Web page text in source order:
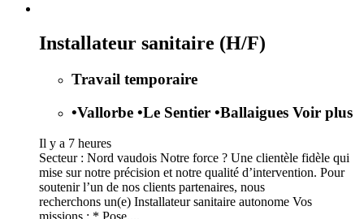
Installateur sanitaire (H/F)
Travail temporaire
•Vallorbe •Le Sentier •Ballaigues Voir plus
Il y a 7 heures
Secteur : Nord vaudois Notre force ? Une clientèle fidèle qui
mise sur notre précision et notre qualité d’intervention. Pour
soutenir l’un de nos clients partenaires, nous
recherchons un(e) Installateur sanitaire autonome Vos